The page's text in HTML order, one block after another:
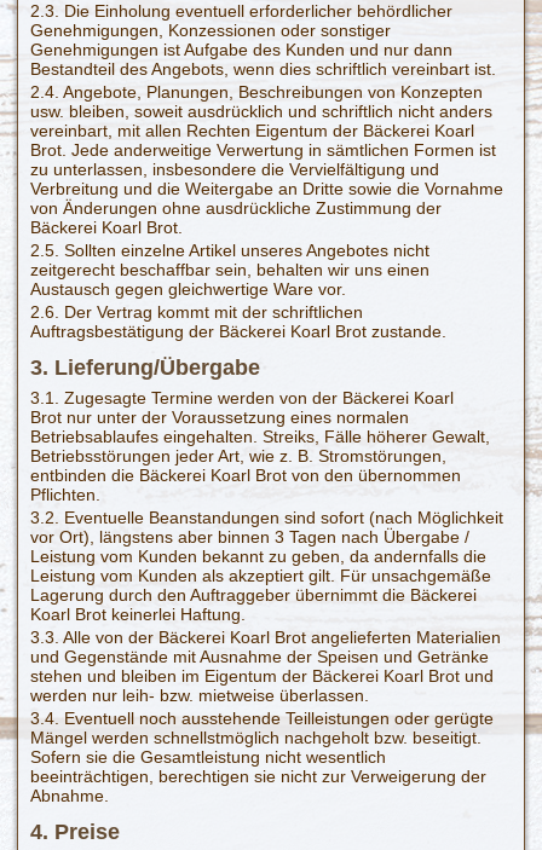
2.3. Die Einholung eventuell erforderlicher behördlicher
Genehmigungen, Konzessionen oder sonstiger
Genehmigungen ist Aufgabe des Kunden und nur dann
Bestandteil des Angebots, wenn dies schriftlich vereinbart ist.
2.4. Angebote, Planungen, Beschreibungen von Konzepten
usw. bleiben, soweit ausdrücklich und schriftlich nicht anders
vereinbart, mit allen Rechten Eigentum der Bäckerei Koarl
Brot. Jede anderweitige Verwertung in sämtlichen Formen ist
zu unterlassen, insbesondere die Vervielfältigung und
Verbreitung und die Weitergabe an Dritte sowie die Vornahme
von Änderungen ohne ausdrückliche Zustimmung der
Bäckerei Koarl Brot.
2.5. Sollten einzelne Artikel unseres Angebotes nicht
zeitgerecht beschaffbar sein, behalten wir uns einen
Austausch gegen gleichwertige Ware vor.
2.6. Der Vertrag kommt mit der schriftlichen
Auftragsbestätigung der Bäckerei Koarl Brot zustande.
3. Lieferung/Übergabe
3.1. Zugesagte Termine werden von der Bäckerei Koarl
Brot nur unter der Voraussetzung eines normalen
Betriebsablaufes eingehalten. Streiks, Fälle höherer Gewalt,
Betriebsstörungen jeder Art, wie z. B. Stromstörungen,
entbinden die Bäckerei Koarl Brot von den übernommen
Pflichten.
3.2. Eventuelle Beanstandungen sind sofort (nach Möglichkeit
vor Ort), längstens aber binnen 3 Tagen nach Übergabe /
Leistung vom Kunden bekannt zu geben, da andernfalls die
Leistung vom Kunden als akzeptiert gilt. Für unsachgemäße
Lagerung durch den Auftraggeber übernimmt die Bäckerei
Koarl Brot keinerlei Haftung.
3.3. Alle von der Bäckerei Koarl Brot angelieferten Materialien
und Gegenstände mit Ausnahme der Speisen und Getränke
stehen und bleiben im Eigentum der Bäckerei Koarl Brot und
werden nur leih- bzw. mietweise überlassen.
3.4. Eventuell noch ausstehende Teilleistungen oder gerügte
Mängel werden schnellstmöglich nachgeholt bzw. beseitigt.
Sofern sie die Gesamtleistung nicht wesentlich
beeinträchtigen, berechtigen sie nicht zur Verweigerung der
Abnahme.
4. Preise